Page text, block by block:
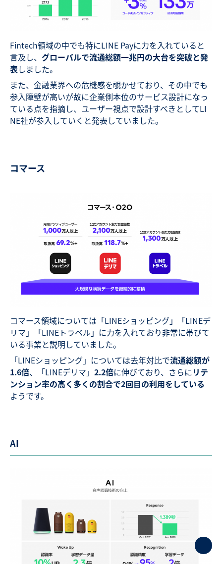
Fintech領域の中でも特にLINE Payに力を入れていると
言及し、 グローバルで流通総額一兆円の大台を突破と発
表しました。
また、金融業界への危機感を覗かせており、その中でも
参入障壁が高いが故に企業側本位のサービス設計になっ
ている点を指摘し、ユーザー視点で設計すべきとしてLI
NE社が参入していくと発表していました。
コマース
コマース領域については「LINEショッピング」「LINEデ
リマ」「LINEトラベル」に力を入れており非常に帯びて
いる事業と説明していました。
「LINEショッピング」については去年対比で流通総額が
1.6倍、「LINEデリマ」 2.2倍に伸びており、さらにリテ
ンション率の高く多くの割合で2回目の利用をしている
ようです。
AI